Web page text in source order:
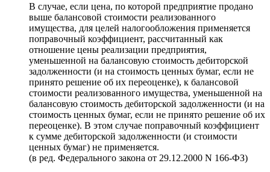
В случае, если цена, по которой предприятие продано
выше балансовой стоимости реализованного
имущества, для целей налогообложения применяется
поправочный коэффициент, рассчитанный как
отношение цены реализации предприятия,
уменьшенной на балансовую стоимость дебиторской
задолженности (и на стоимость ценных бумаг, если не
принято решение об их переоценке), к балансовой
стоимости реализованного имущества, уменьшенной на
балансовую стоимость дебиторской задолженности (и на
стоимость ценных бумаг, если не принято решение об их
переоценке). В этом случае поправочный коэффициент
к сумме дебиторской задолженности (и стоимости
ценных бумаг) не применяется.
(в ред. Федерального закона от 29.12.2000 N 166-ФЗ)